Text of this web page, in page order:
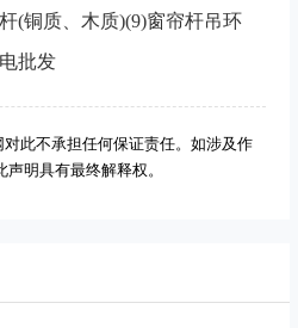
(铜质、木质)(9)窗帘杆吊环
批发
此不承担任何保证责任。如涉及作
明具有最终解释权。